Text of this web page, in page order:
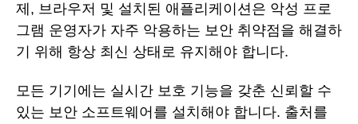
제, 브라우저 및 설치된 애플리케이션은 악성 프로
그램 운영자가 자주 악용하는 보안 취약점을 해결하
기 위해 항상 최신 상태로 유지해야 합니다.
모든 기기에는 실시간 보호 기능을 갖춘 신뢰할 수
있는 보안 소프트웨어를 설치해야 합니다. 출처를